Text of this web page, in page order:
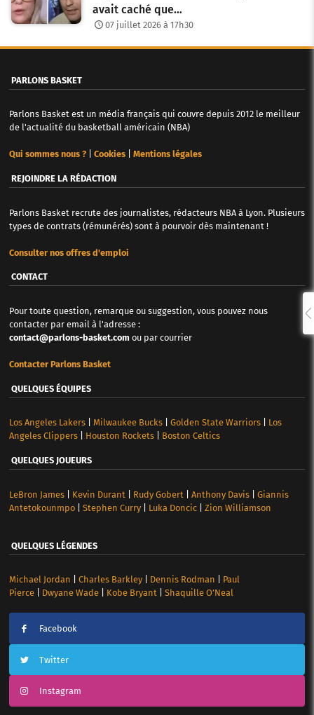
avait caché que…
07 juillet 2026 à 17h30
PARLONS BASKET
Parlons Basket est un média français qui couvre depuis 2012 le meilleur
de l'actualité du basketball américain (NBA)
Qui sommes nous ?| Cookies| Mentions légales
REJOINDRE LA RÉDACTION
Parlons Basket recrute des journalistes, rédacteurs NBA à Lyon. Plusieurs
types de contrats (rémunérés) sont à pourvoir dès maintenant !
Consulter nos offres d'emploi
CONTACT
Pour toute question, remarque ou suggestion, vous pouvez nous
contacter par email à l'adresse :
contact@parlons-basket.com ou par courrier
Contacter Parlons Basket
QUELQUES ÉQUIPES
Los Angeles Lakers| Milwaukee Bucks| Golden State Warriors| Los
Angeles Clippers| Houston Rockets| Boston Celtics
QUELQUES JOUEURS
LeBron James| Kevin Durant Rudy Gobert Anthony Davis| Giannis
Antetokounmpo| Stephen Curry| Luka Doncic| Zion Williamson
QUELQUES LÉGENDES
Michael Jordan Charles Barkley| Dennis Rodman
Paul
Pierce| Dwyane Wade| Kobe Bryant| Shaquille O’Neal
Facebook
Twitter
Instagram